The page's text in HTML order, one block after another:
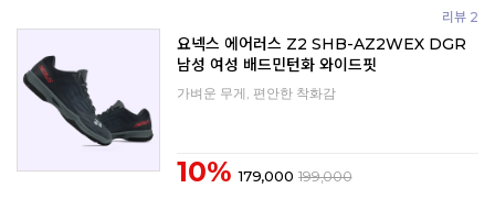
리뷰 2
요넥스 에어러스 Z2 SHB-AZ2WEX DGR
남성 여성 배드민턴화 와이드핏
가벼운 무게, 편안한 착화감
10% 179,000 199,000